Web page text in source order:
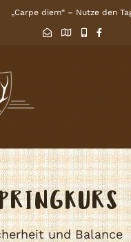
„Carpe diem“ – Nutze den
und Balance